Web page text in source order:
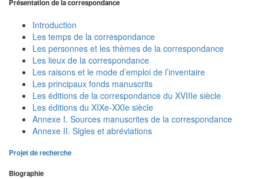
Présentation de la correspondance
Introduction
Les temps de la correspondance
Les personnes et les thèmes de la correspondance
Les lieux de la correspondance
Les raisons et le mode d’emploi de l’inventaire
Les principaux fonds manuscrits
Les éditions de la correspondance du XVIIIe siècle
Les éditions du XIXe-XXIe siècle
Annexe I. Sources manuscrites de la correspondance
Annexe II. Sigles et abréviations
Projet de recherche
Biographie